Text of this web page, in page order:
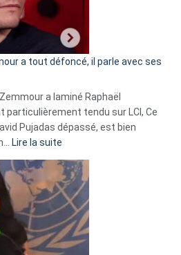
«
C’est
fake
news
»
a tout défoncé, il parle avec ses
a laminé Raphaël
particulièrement tendu sur LCI, Ce
Pujadas dépassé, est bien
Lire la suite
Erik
Tegnér
exulte
:
« Zemmour
a
tout